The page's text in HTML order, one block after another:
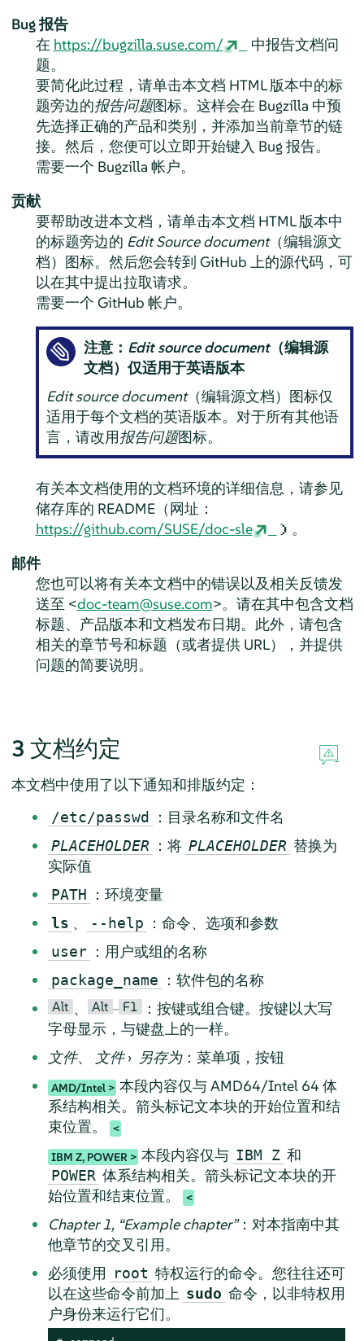
Bug 报告
在 https://bugzilla.suse.com/
中报告文档问
题。
要简化此过程，请单击本文档 HTML 版本中的标
题旁边的报告问题图标。这样会在 Bugzilla 中预
先选择正确的产品和类别，并添加当前章节的链
接。然后，您便可以立即开始键入 Bug 报告。
需要一个 Bugzilla 帐户。
贡献
要帮助改进本文档，请单击本文档 HTML 版本中
的标题旁边的 Edit Source document（编辑源文
档）图标。然后您会转到 GitHub 上的源代码，可
以在其中提出拉取请求。
需要一个 GitHub 帐户。
注意： Edit source document（编辑源
文档）仅适用于英语版本
Edit source document（编辑源文档）图标仅
适用于每个文档的英语版本。对于所有其他语
言，请改用报告问题图标。
有关本文档使用的文档环境的详细信息，请参见
储存库的 README（网址：
https://github.com/SUSE/doc-sle
）。
邮件
您也可以将有关本文档中的错误以及相关反馈发
送至 <doc-team@suse.com>。请在其中包含文档
标题、产品版本和文档发布日期。此外，请包含
相关的章节号和标题（或者提供 URL），并提供
问题的简要说明。
3 文档约定
本文档中使用了以下通知和排版约定：
/etc/passwd ：目录名称和文件名
PLACEHOLDER ：将 PLACEHOLDER 替换为
实际值
PATH ：环境变量
ls 、 --help ：命令、选项和参数
user ：用户或组的名称
package_name ：软件包的名称
Alt 、 Alt – F1
：按键或组合键。按键以大写
字母显示，与键盘上的一样。
文件、 文件› 另存为：菜单项，按钮
AMD/Intel
本段内容仅与 AMD64/Intel 64 体
系结构相关。箭头标记文本块的开始位置和结
束位置。
IBM Z, POWER 本段内容仅与 IBM Z 和
POWER 体系结构相关。箭头标记文本块的开
始位置和结束位置。
Chapter 1, “Example chapter”：对本指南中其
他章节的交叉引用。
必须使用
root 特权运行的命令。您往往还可
以在这些命令前加上 sudo 命令，以非特权用
户身份来运行它们。